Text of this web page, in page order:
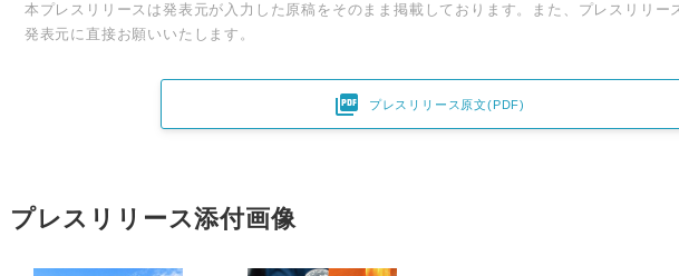
本プレスリリースは発表元が入力した原稿をそのまま掲載しております。また、プレスリリー
発表元に直接お願いいたします。
 プレスリリース原文(PDF)
プレスリリース添付画像
Japanese